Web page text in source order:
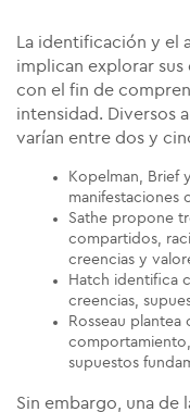
La identificación y el
implican explorar sus
con el fin de
intensidad. Diversos
varían entre dos y
Kopelman, Brief
manifestaciones
Sathe propone
compartidos,
creencias y
Hatch identifica
creencias,
Rosseau
supuestos
Sin embargo, una de